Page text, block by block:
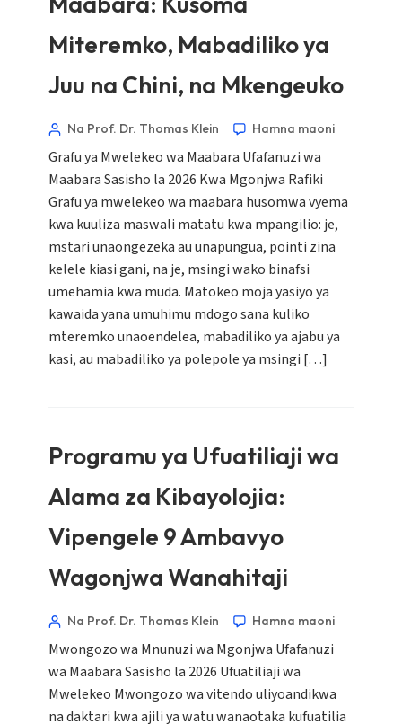
Miteremko, Mabadiliko ya
Juu na Chini, na Mkengeuko
Na Prof. Dr. Thomas Klein Hamna maoni
Grafu ya Mwelekeo wa Maabara Ufafanuzi wa
Maabara Sasisho la 2026 Kwa Mgonjwa Rafiki
Grafu ya mwelekeo wa maabara husomwa vyema
kwa kuuliza maswali matatu kwa mpangilio: je,
mstari unaongezeka au unapungua, pointi zina
kelele kiasi gani, na je, msingi wako binafsi
umehamia kwa muda. Matokeo moja yasiyo ya
kawaida yana umuhimu mdogo sana kuliko
mteremko unaoendelea, mabadiliko ya ajabu ya
kasi, au mabadiliko ya polepole ya msingi […]
Programu ya Ufuatiliaji wa
Alama za Kibayolojia:
Vipengele 9 Ambavyo
Wagonjwa Wanahitaji
Na Prof. Dr. Thomas Klein Hamna maoni
Mwongozo wa Mnunuzi wa Mgonjwa Ufafanuzi
wa Maabara Sasisho la 2026 Ufuatiliaji wa
Mwelekeo Mwongozo wa vitendo uliyoandikwa
na daktari kwa ajili ya watu wanaotaka kufuatilia